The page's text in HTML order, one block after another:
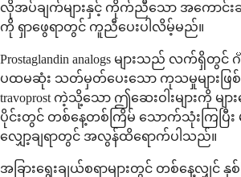
လိုအပ်ချက်များနှင့် ကိုက်ညီသော အကောင်း
ကို ရှာဖွေရာတွင် ကူညီပေးပါလိမ့်မည်။
Prostaglandin analogs များသည် လက်ရှိ
ပထမဆုံး သတ်မှတ်ပေးသော ကုသမှုများဖြစ်သ
travoprost ကဲ့သို့သော ဤဆေးဝါးများကို မျာ
ပိုင်းတွင် တစ်နေ့တစ်ကြိမ် သောက်သုံးကြပြီး
လျှော့ချရာတွင် အလွန်ထိရောက်ပါသည်။
အခြားရွေးချယ်စရာများတွင် တစ်နေ့လျှင်